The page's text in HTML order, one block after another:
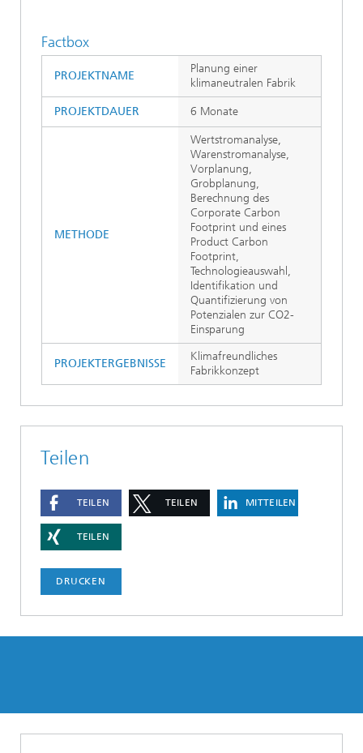
Factbox
PROJEKTNAME
Planung einer
klimaneutralen Fabrik
PROJEKTDAUER 6 Monate
METHODE
Wertstromanalyse,
Warenstromanalyse,
Vorplanung,
Grobplanung,
Berechnung des
Corporate Carbon
Footprint und eines
Product Carbon
Footprint,
Technologieauswahl,
Identifikation und
Quantifizierung von
Potenzialen zur CO2-
Einsparung
PROJEKTERGEBNISSE
Klimafreundliches
Fabrikkonzept
Teilen
TEILEN TEILEN MITTEILEN
TEILEN
DRUCKEN